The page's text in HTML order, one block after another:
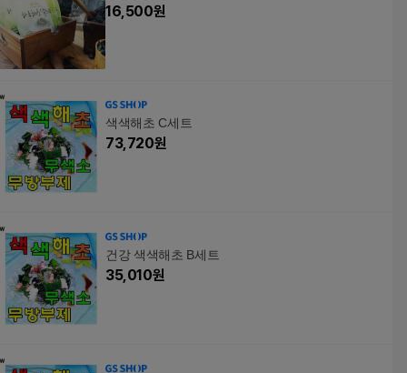
16,500원
색색해초 C세트
73,720원
건강 색색해초 B세트
35,010원